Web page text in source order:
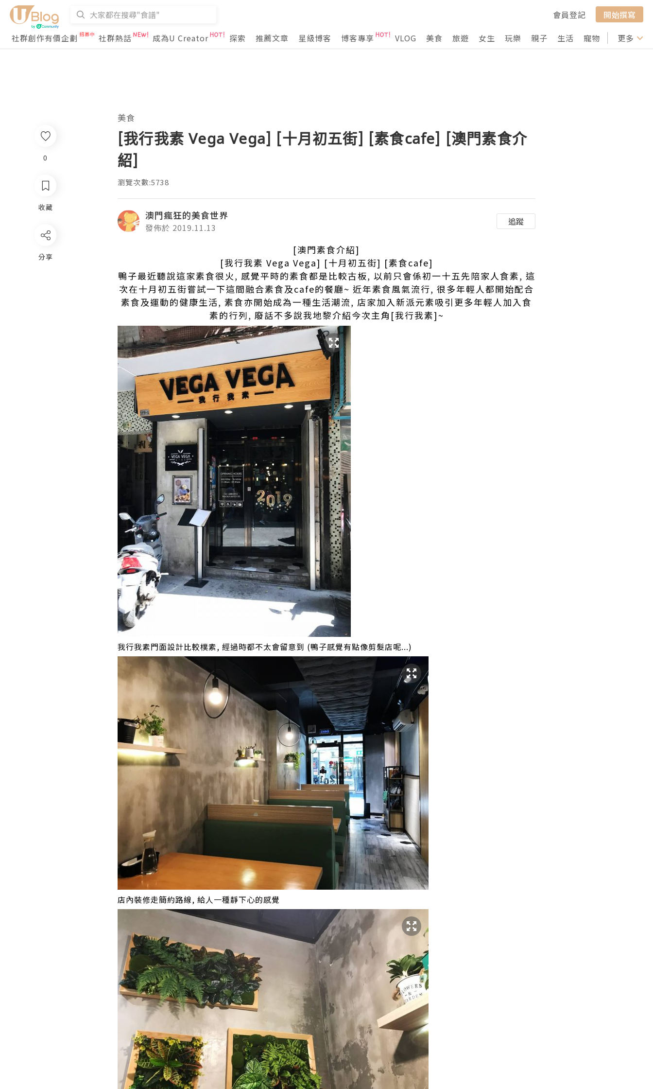
會員登記
開始撰寫
社群創作有價企劃
社群熱話 成為U Creator 探索 推薦文章 星級博客 博客專享 VLOG 美食 旅遊 女生 玩樂 親子 生活 寵物 行山 打卡
更多
0
收藏
分享
美食
[我行我素 Vega Vega] [十月初五街] [素食cafe] [澳門素食介
紹]
瀏覽次數:5738
澳門瘋狂的美食世界
發佈於 2019.11.13
追蹤
[澳門素食介紹]
[我行我素 Vega Vega] [十月初五街] [素食cafe]
鴨子最近聽說這家素食很火, 感覺平時的素食都是比較古板, 以前只會係初一十五先陪家人食素, 這
次在十月初五街嘗試一下這間融合素食及cafe的餐廳~ 近年素食風氣流行, 很多年輕人都開始配合
素食及運動的健康生活, 素食亦開始成為一種生活潮流, 店家加入新派元素吸引更多年輕人加入食
素的行列, 廢話不多說我地黎介紹今次主角[我行我素]~
我行我素門面設計比較樸素, 經過時都不太會留意到 (鴨子感覺有點像剪髮店呢...)
店內裝修走簡約路線, 給人一種靜下心的感覺